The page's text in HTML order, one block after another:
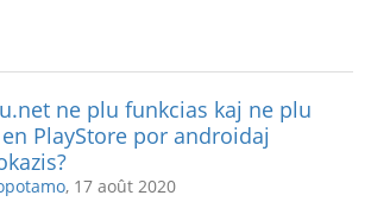
ne plu funkcias kaj ne plu
PlayStore por androidaj
, 17 août 2020